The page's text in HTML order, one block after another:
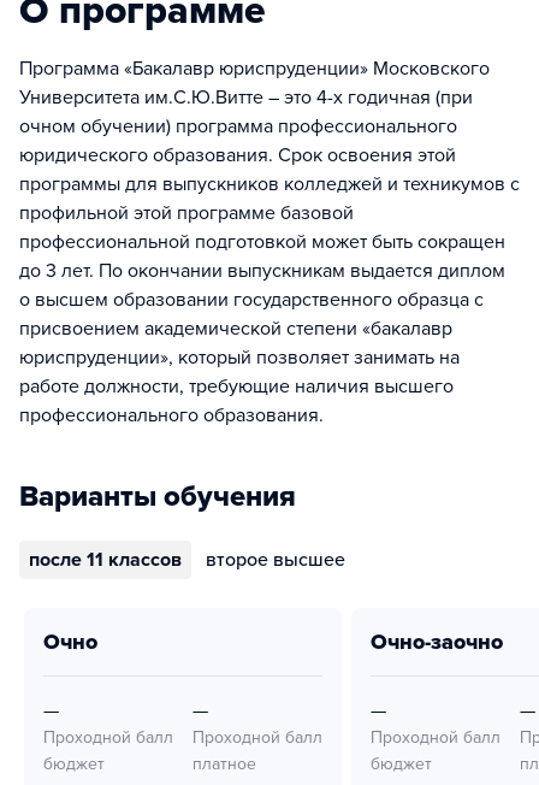
О программе
Программа «Бакалавр юриспруденции» Московского
Университета им.С.Ю.Витте – это 4-х годичная (при
очном обучении) программа профессионального
юридического образования. Срок освоения этой
программы для выпускников колледжей и техникумов с
профильной этой программе базовой
профессиональной подготовкой может быть сокращен
до 3 лет. По окончании выпускникам выдается диплом
о высшем образовании государственного образца с
присвоением академической степени «бакалавр
юриспруденции», который позволяет занимать на
работе должности, требующие наличия высшего
профессионального образования.
Варианты обучения
после 11 классов второе высшее
очно
—
Проходной балл
бюджет
—
Проходной балл
платное
очно-заочно
—
Проходной балл
бюджет
—